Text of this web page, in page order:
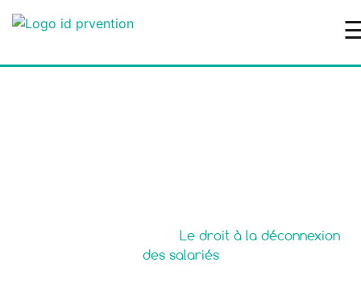
Le droit à la déconnexion
des salariés